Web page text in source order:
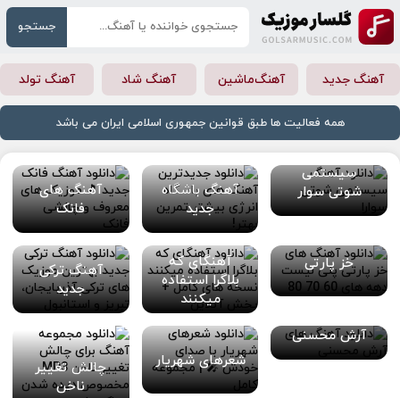
جستجو
آهنگ جدید آهنگ‌ماشین آهنگ شاد آهنگ تولد
همه فعالیت ها طبق قوانین جمهوری اسلامی ایران می باشد
سیستمی
شوتی سوار
آهنگ باشگاه
جدید
آهنگ های
فانک
خز پارتی
آهنگای که
بلاگرا استفاده
میکنند
آهنگ ترکی
جدید
آرش محسنی
شعرهای شهریار
چالش تغییر
ناخن